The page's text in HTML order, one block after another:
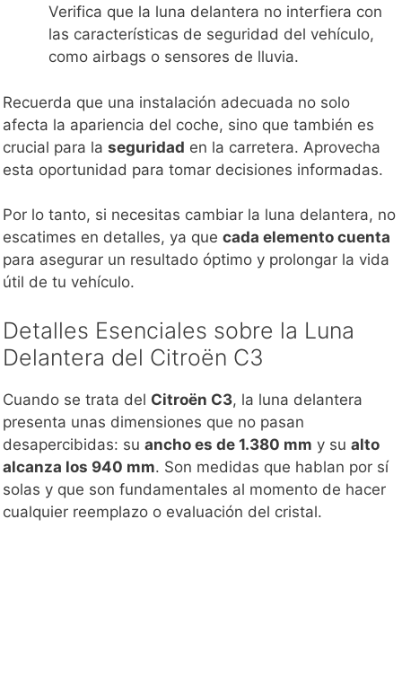
Verifica que la luna delantera no interfiera con
las características de seguridad del vehículo,
como airbags o sensores de lluvia.
Recuerda que una instalación adecuada no solo
afecta la apariencia del coche, sino que también es
crucial para la seguridad en la carretera. Aprovecha
esta oportunidad para tomar decisiones informadas.
Por lo tanto, si necesitas cambiar la luna delantera, no
escatimes en detalles, ya que cada elemento cuenta
para asegurar un resultado óptimo y prolongar la vida
útil de tu vehículo.
Detalles Esenciales sobre la Luna
Delantera del Citroën C3
Cuando se trata del Citroën C3, la luna delantera
presenta unas dimensiones que no pasan
desapercibidas: su ancho es de 1.380 mm y su alto
alcanza los 940 mm. Son medidas que hablan por sí
solas y que son fundamentales al momento de hacer
cualquier reemplazo o evaluación del cristal.